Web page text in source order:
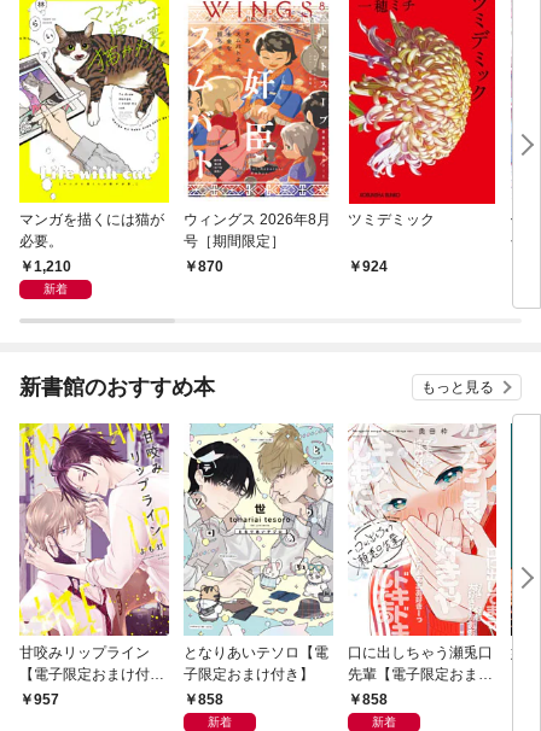
マンガを描くには猫が
必要。
1,210
新着
ウィングス 2026年8月
号［期間限定］
870
ツミデミック
924
俺
せ
新書館のおすすめ本 もっと見る
甘咬みリップライン
【電子限定おまけ付
き】957
となりあいテソロ【電
子限定おまけ付き】
858
新着
口に出しちゃう瀬兎口
先輩【電子限定おまけ
付き】
858
新着
奸